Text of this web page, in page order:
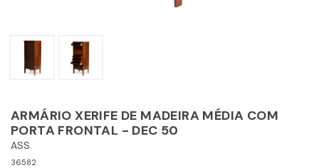
ARMÁRIO XERIFE DE MADEIRA MÉDIA COM
PORTA FRONTAL - DEC 50
ASS.
36582